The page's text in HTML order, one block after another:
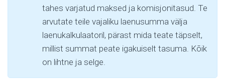
tahes varjatud maksed ja komisjonitasud. Te
arvutate teile vajaliku laenusumma välja
laenukalkulaatoril, pärast mida teate täpselt,
millist summat peate igakuiselt tasuma. Kõik
on lihtne ja selge.